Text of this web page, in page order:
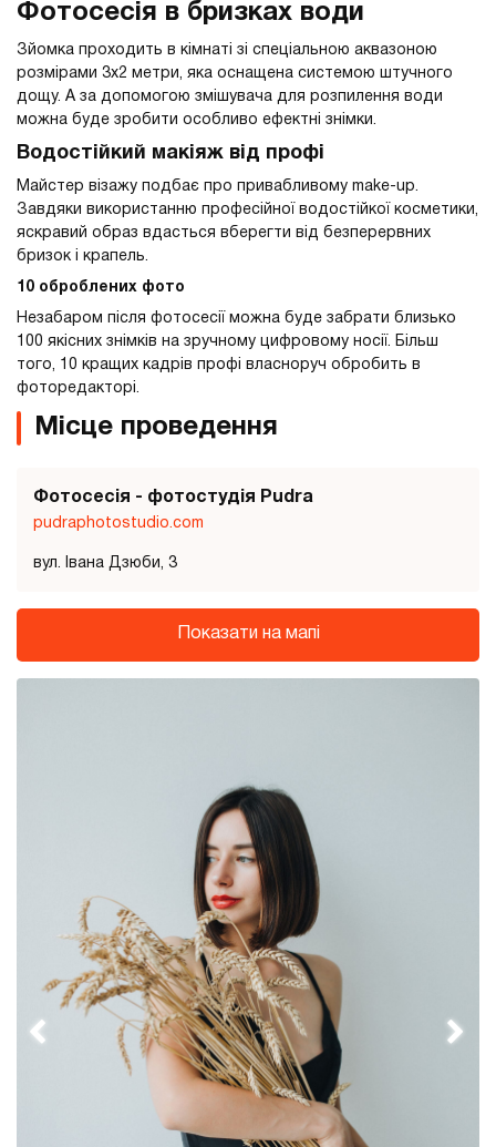
Фотосесія в бризках води
Зйомка проходить в кімнаті зі спеціальною аквазоною
розмірами 3х2 метри, яка оснащена системою штучного
дощу. А за допомогою змішувача для розпилення води
можна буде зробити особливо ефектні знімки.
Водостійкий макіяж від профі
Майстер візажу подбає про привабливому make-up.
Завдяки використанню професійної водостійкої косметики,
яскравий образ вдасться вберегти від безперервних
бризок і крапель.
10 оброблених фото
Незабаром після фотосесії можна буде забрати близько
100 якісних знімків на зручному цифровому носії. Більш
того, 10 кращих кадрів профі власноруч обробить в
фоторедакторі.
Місце проведення
Фотосесія - фотостудія Pudra
pudraphotostudio.com
вул. Івана Дзюби, 3
Показати на мапі